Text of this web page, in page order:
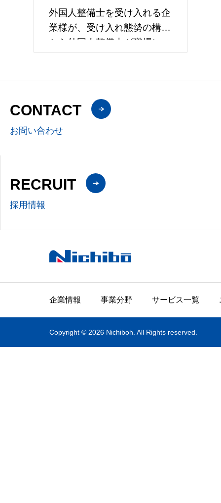
た即戦力の人材をご紹介しま
す。登録者には、国内ディー
ラーや整備工場での
外国人整備士を受け入れる企
業様が、受け入れ態勢の構築
から外国人整備士が職場にス
受け入れ体制の準備状況を診
断し、強化
CONTACT
お問い合わせ
RECRUIT
採用情報
企業情報 事業分野 サービス一覧
Copyright © 2026 Nichiboh. All Rights reserved.